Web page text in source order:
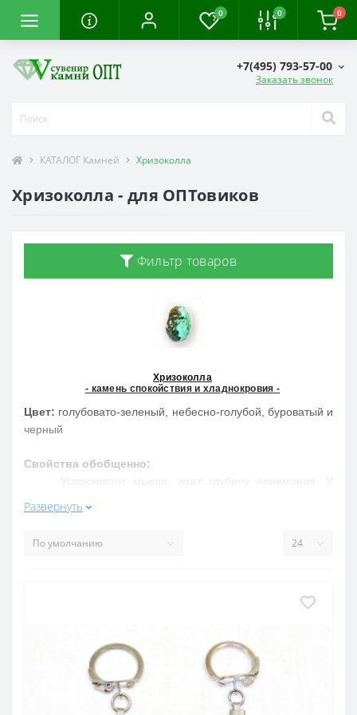
0 0 0
+7(495) 793-57-00
Заказать звонок
КАТАЛОГ Камней Хризоколла
Хризоколла - для ОПТовиков
Фильтр товаров
Хризоколла
- камень спокойствия и хладнокровия -
Цвет: голубовато-зеленый, небесно-голубой, буроватый и
черный
Свойства обобщенно:
Успокаивает мысли, дает глубину понимания. У
Помогает при лечении щитовидной железы и болезнях
созерцания, . Помогает сосредоточиться на проблеме,
сокровенное, успокаивает мысли. Камень хорош для
поэтов, для творческих людей. У детей будет развивать
желание творить.
Литотерапевты сообщают, что бусы, кулоны, браслеты
из хризоколлы благоприятно влияют на работу
Развернуть